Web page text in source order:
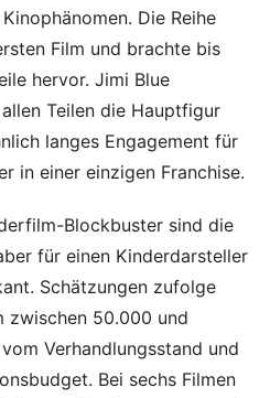
Die Reihe
Film und brachte bis
hervor. Jimi Blue
Teilen die Hauptfigur
langes Engagement für
in einer einzigen Franchise.
Blockbuster sind die
für einen Kinderdarsteller
Schätzungen zufolge
zwischen 50.000 und
Verhandlungsstand und
Bei sechs Filmen